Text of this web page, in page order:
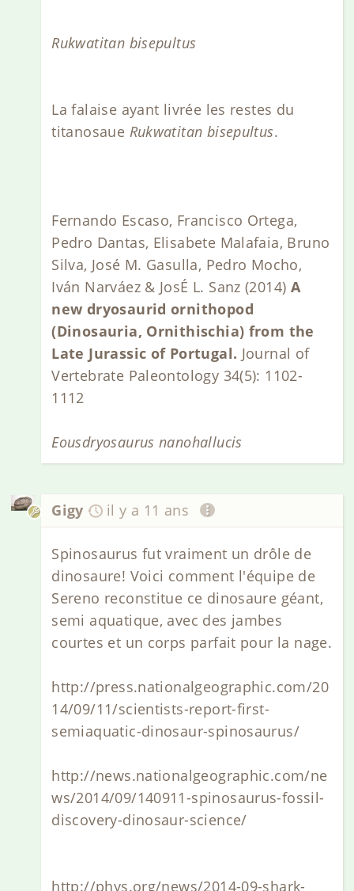
Rukwatitan bisepultus
La falaise ayant livrée les restes du
titanosaue Rukwatitan bisepultus.
Fernando Escaso, Francisco Ortega,
Pedro Dantas, Elisabete Malafaia, Bruno
Silva, José M. Gasulla, Pedro Mocho,
Iván Narváez & JosÉ L. Sanz (2014) A
new dryosaurid ornithopod
(Dinosauria, Ornithischia) from the
Late Jurassic of Portugal. Journal of
Vertebrate Paleontology 34(5): 1102-
1112
Eousdryosaurus nanohallucis
Gigy il y a 11 ans
Spinosaurus fut vraiment un drôle de
dinosaure! Voici comment l'équipe de
Sereno reconstitue ce dinosaure géant,
semi aquatique, avec des jambes
courtes et un corps parfait pour la nage.
http://press.nationalgeographic.com/20
14/09/11/scientists-report-first-
semiaquatic-dinosaur-spinosaurus/
http://news.nationalgeographic.com/ne
ws/2014/09/140911-spinosaurus-fossil-
discovery-dinosaur-science/
http://phys.org/news/2014-09-shark-